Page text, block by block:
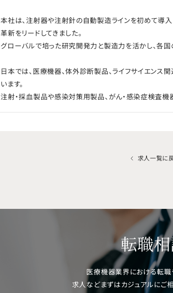
本社は、注射器や注射針の自動製造ラインを初めて導
革新をリードしてきました。
グローバルで培った研究開発力と製造力を活かし、各国
日本では、医療機器、体外診断製品、ライフサイエンス
います。
注射・採血製品や感染対策用製品、がん・感染症検査機
求人一覧に
転職
医療機器業界における転職
求人などまずはカジュアルにご